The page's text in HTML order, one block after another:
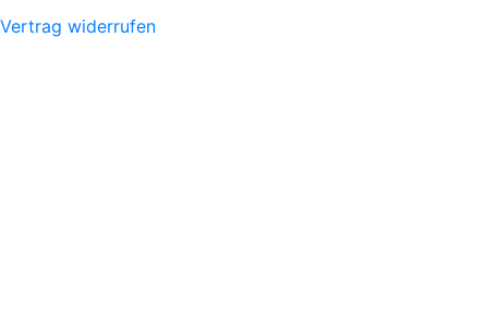
Vertrag widerrufen